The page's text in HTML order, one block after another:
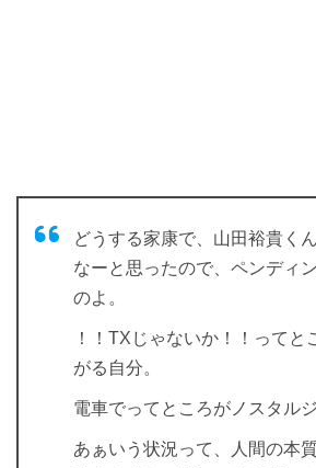
どうする家康で、山田裕貴く
なーと思ったので、ペンディ
のよ。
！！TXじゃないか！！ってと
がる自分。
電車でってところがノスタル
あぁいう状況って、人間の本